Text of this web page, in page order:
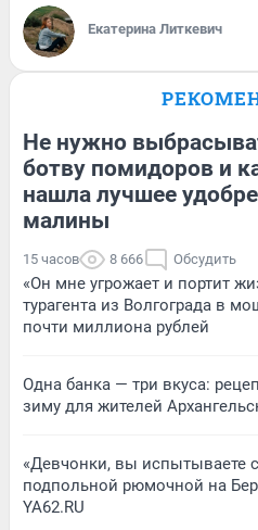
Екатерина Литкевич
Не нужно
ботву помидоров и
нашла лучшее
малины
15 часов 8 666 Обсудить
«Он мне угрожает и портит
турагента из Волгограда в
почти миллиона рублей
Одна банка — три вкуса:
зиму для жителей
«Девчонки, вы испытываете
подпольной рюмочной на
YA62.RU